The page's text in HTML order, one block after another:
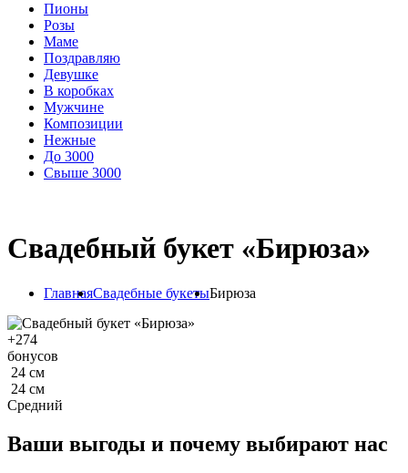
Пионы
Розы
Маме
Поздравляю
Девушке
В коробках
Мужчине
Композиции
Нежные
До 3000
Свыше 3000
Свадебный букет «Бирюза»
ГлавнаяСвадебные букетыБирюза
+274
бонусов
24 см
24 см
Средний
Ваши выгоды и почему выбирают нас